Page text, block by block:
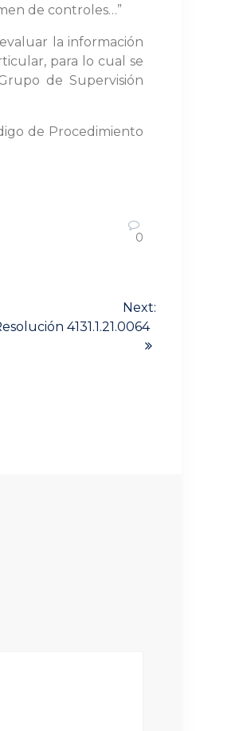
de controles…”
la información
para lo cual se
de Supervisión
de Procedimiento
0
Next:
4131.1.21.0064